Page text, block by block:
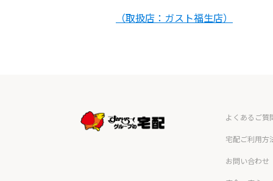
（取扱店：ガスト福生店）
よくあるご質
宅配ご利用方
お問い合わせ